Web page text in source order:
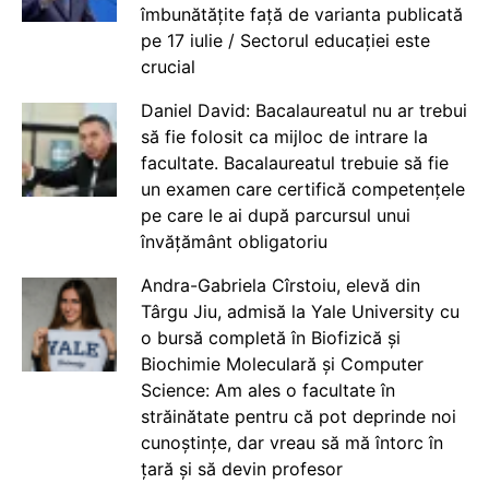
îmbunătățite față de varianta publicată
pe 17 iulie / Sectorul educației este
crucial
Daniel David: Bacalaureatul nu ar trebui
să fie folosit ca mijloc de intrare la
facultate. Bacalaureatul trebuie să fie
un examen care certifică competențele
pe care le ai după parcursul unui
învățământ obligatoriu
Andra-Gabriela Cîrstoiu, elevă din
Târgu Jiu, admisă la Yale University cu
o bursă completă în Biofizică și
Biochimie Moleculară și Computer
Science: Am ales o facultate în
străinătate pentru că pot deprinde noi
cunoștințe, dar vreau să mă întorc în
țară și să devin profesor